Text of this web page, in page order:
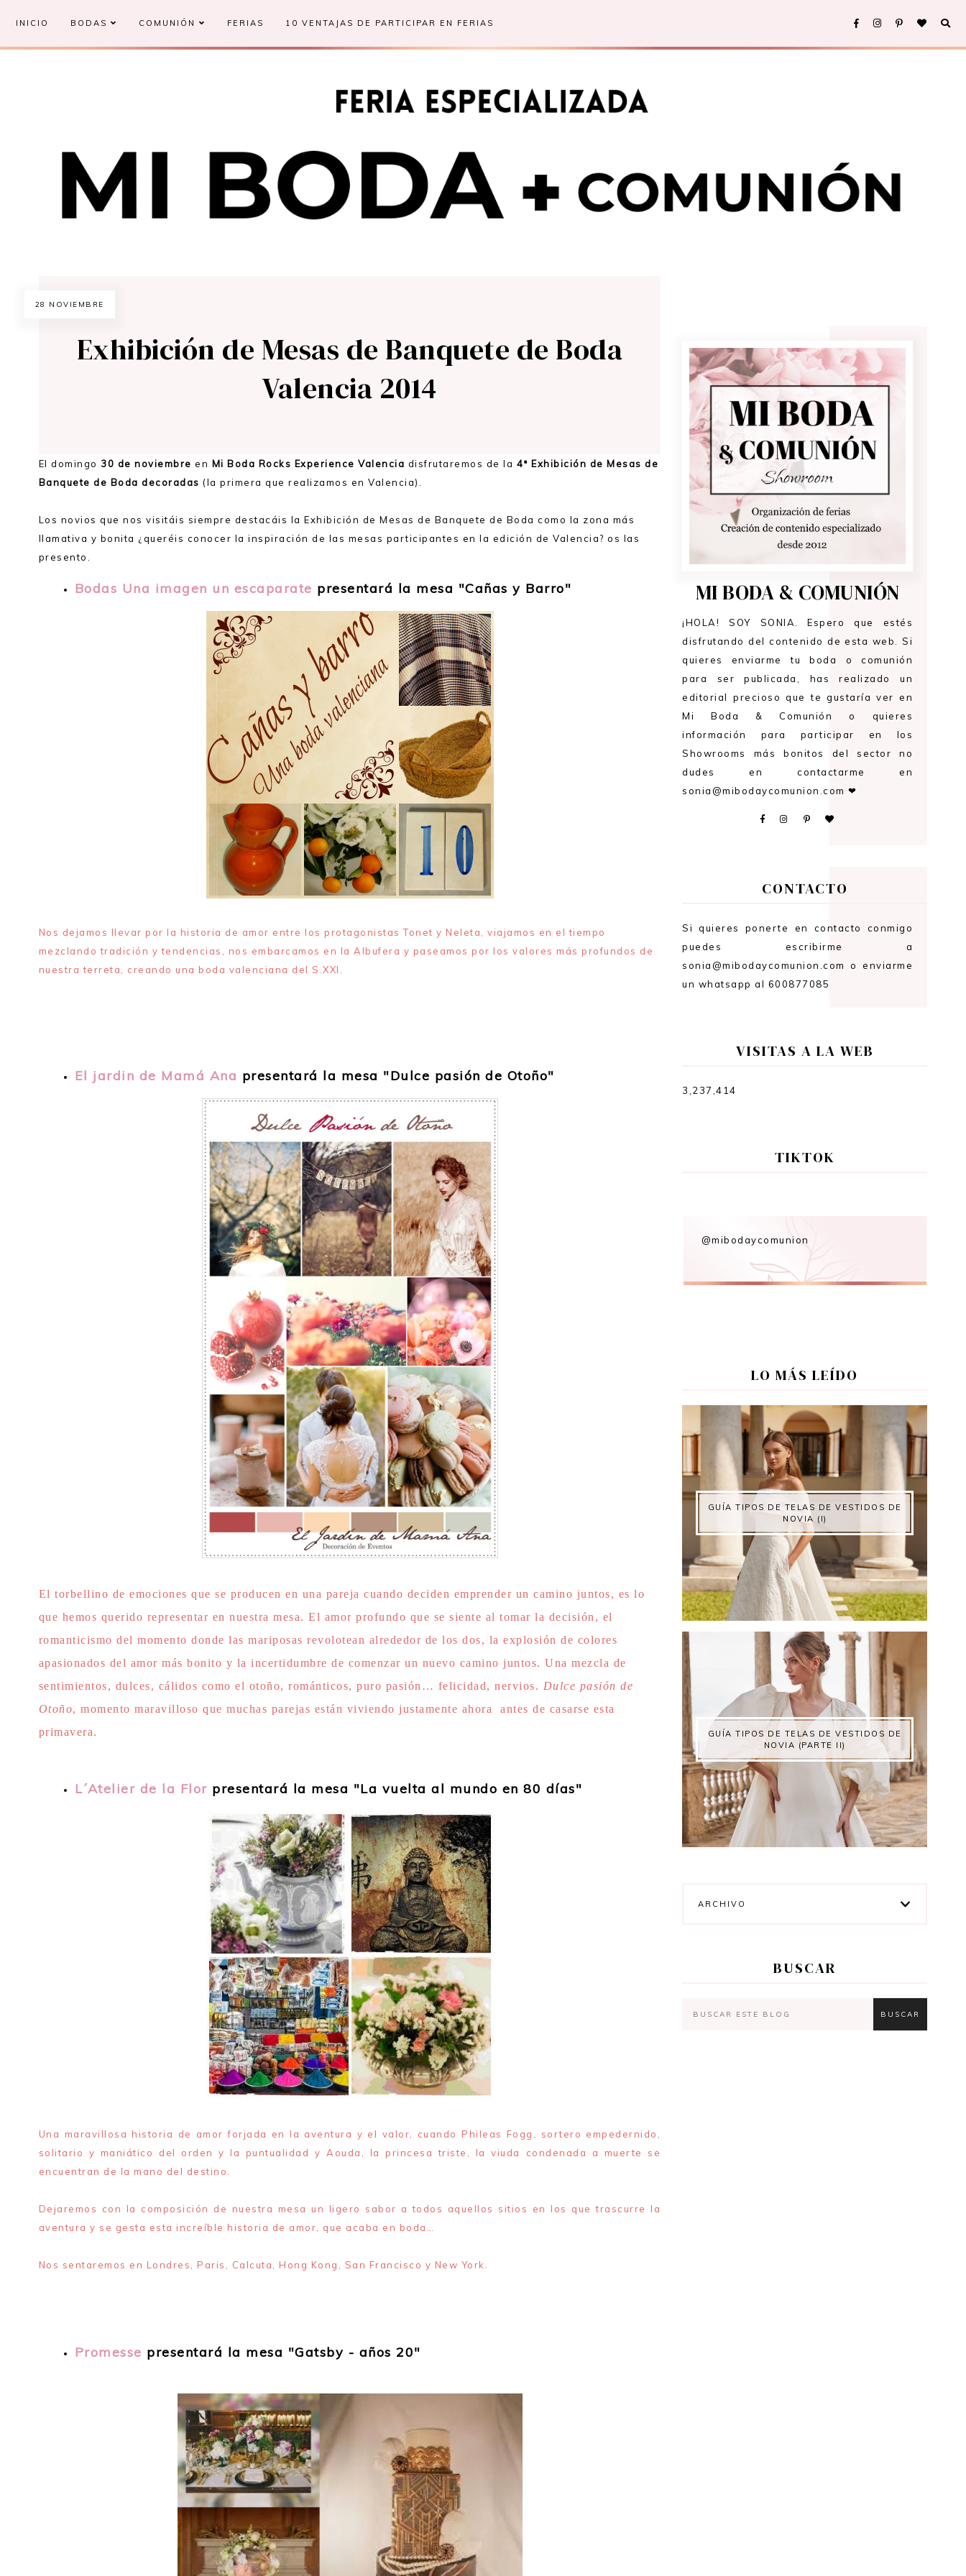
INICIO BODAS COMUNIÓN FERIAS 10 VENTAJAS DE PARTICIPAR EN FERIAS
28 NOVIEMBRE
Exhibición de Mesas de Banquete de Boda
Valencia 2014
El domingo 30 de noviembre en Mi Boda Rocks Experience Valencia disfrutaremos de la 4ª Exhibición de Mesas de
Banquete de Boda decoradas (la primera que realizamos en Valencia).
Los novios que nos visitáis siempre destacáis la Exhibición de Mesas de Banquete de Boda como la zona más
llamativa y bonita ¿queréis conocer la inspiración de las mesas participantes en la edición de Valencia? os las
presento.
Bodas Una imagen un escaparate presentará la mesa "Cañas y Barro"
Nos dejamos llevar por la historia de amor entre los protagonistas Tonet y Neleta, viajamos en el tiempo
mezclando tradición y tendencias, nos embarcamos en la Albufera y paseamos por los valores más profundos de
nuestra terreta, creando una boda valenciana del S.XXI.
El jardin de Mamá Ana presentará la mesa "Dulce pasión de Otoño"
El torbellino de emociones que se producen en una pareja cuando deciden emprender un camino juntos, es lo
que hemos querido representar en nuestra mesa. El amor profundo que se siente al tomar la decisión, el
romanticismo del momento donde las mariposas revolotean alrededor de los dos, la explosión de colores
apasionados del amor más bonito y la incertidumbre de comenzar un nuevo camino juntos. Una mezcla de
sentimientos, dulces, cálidos como el otoño, románticos, puro pasión… felicidad, nervios. Dulce pasión de
Otoño, momento maravilloso que muchas parejas están viviendo justamente ahora antes de casarse esta
primavera.
L´Atelier de la Flor presentará la mesa "La vuelta al mundo en 80 días"
Una maravillosa historia de amor forjada en la aventura y el valor, cuando Phileas Fogg, sortero empedernido,
solitario y maniático del orden y la puntualidad y Aouda, la princesa triste, la viuda condenada a muerte se
encuentran de la mano del destino.
Dejaremos con la composición de nuestra mesa un ligero sabor a todos aquellos sitios en los que trascurre la
aventura y se gesta esta increíble historia de amor, que acaba en boda…
Nos sentaremos en Londres, Paris, Calcuta, Hong Kong, San Francisco y New York.
Promesse presentará la mesa "Gatsby - años 20"
MI BODA & COMUNIÓN
¡HOLA! SOY SONIA. Espero que estés
disfrutando del contenido de esta web. Si
quieres enviarme tu boda o comunión
para ser publicada, has realizado un
editorial precioso que te gustaría ver en
Mi Boda & Comunión o quieres
información para participar en los
Showrooms más bonitos del sector no
dudes en contactarme en
sonia@mibodaycomunion.com ❤
CONTACTO
Si quieres ponerte en contacto conmigo
puedes escribirme a
sonia@mibodaycomunion.com o enviarme
un whatsapp al 600877085
VISITAS A LA WEB
3,237,414
TIKTOK
@mibodaycomunion
LO MÁS LEÍDO
GUÍA TIPOS DE TELAS DE VESTIDOS DE
NOVIA (I)
GUÍA TIPOS DE TELAS DE VESTIDOS DE
NOVIA (PARTE II)
ARCHIVO
BUSCAR